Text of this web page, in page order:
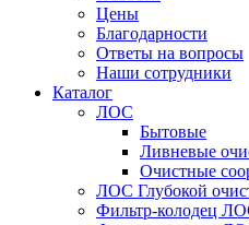
Цены
Благодарности
Ответы на вопросы
Наши сотрудники
Каталог
ЛОС
Бытовые
Ливневые
Очистные
ЛОС Глубокой
Фильтр-колодец